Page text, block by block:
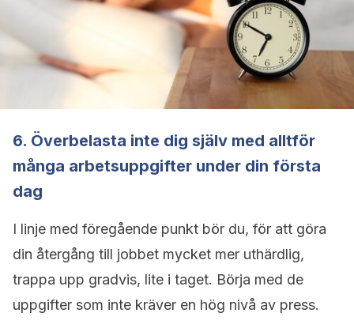
6. Överbelasta inte dig själv med alltför
många arbetsuppgifter under din första
dag
I linje med föregående punkt bör du, för att göra
din återgång till jobbet mycket mer uthärdlig,
trappa upp gradvis, lite i taget. Börja med de
uppgifter som inte kräver en hög nivå av press.